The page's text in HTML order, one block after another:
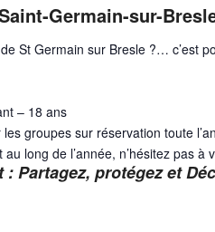
Germain-sur-
St Germain sur Bresle ?… c’est
– 18 ans
groupes sur réservation toute
long de l’année, n’hésitez pas à
: Partagez, protégez et